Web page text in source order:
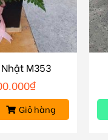
M353
₫
Giỏ hàng